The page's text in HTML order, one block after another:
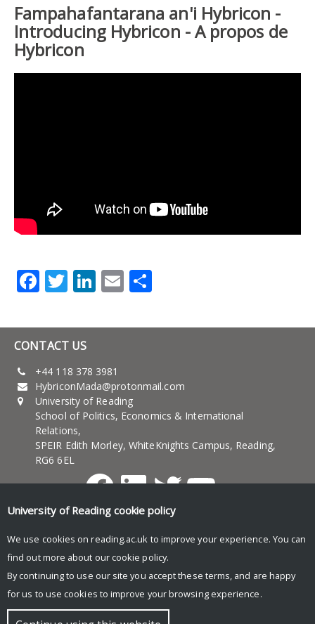
Fampahafantarana an'i Hybricon -
Introducing Hybricon - A propos de
Hybricon
Facebook
Twitter
LinkedIn
Email
CONTACT US
+44 118 378 3981
HybriconMada@protonmail.com
University of Reading
School of Politics, Economics & International
Relations,
SPEIR Edith Morley, WhiteKnights Campus, Reading,
RG6 6EL
Facebook
LinkedIn
Twitter
News and events
Research blog
© Copyright University of Reading
University of Reading cookie policy
We use cookies on reading.ac.uk to improve your experience. You can
find out more about our cookie policy.
By continuing to use our site you accept these terms, and are happy
for us to use cookies to improve your browsing experience.